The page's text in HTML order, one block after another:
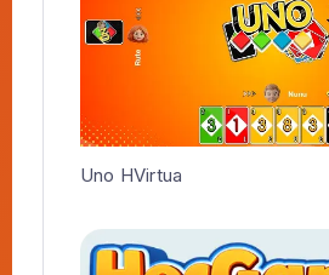
Uno HVirtua